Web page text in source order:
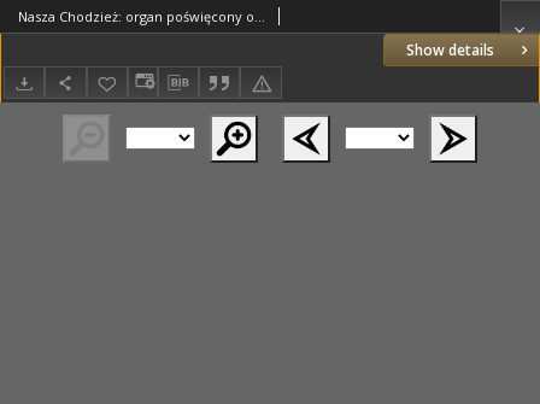
Show details
Nasza Chodzież: organ poświęcony obronie interesów narodowych na zachodnich ziemiach Polski 1935.09.06 R.6 Nr205